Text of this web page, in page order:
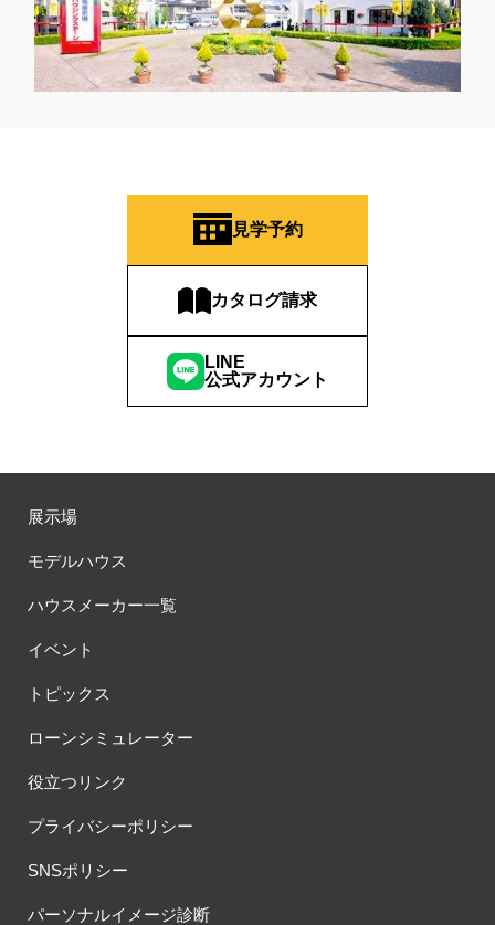
見学予約
カタログ請求
LINE
公式アカウント
展示場
モデルハウス
ハウスメーカー一覧
イベント
トピックス
ローンシミュレーター
役立つリンク
プライバシーポリシー
SNSポリシー
パーソナルイメージ診断